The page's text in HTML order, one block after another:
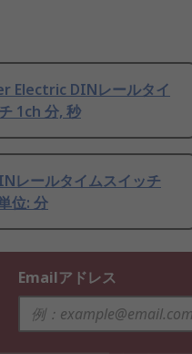
Electric DINレールタイ
1ch 分, 秒
レールタイムスイッチ
位: 分
Emailアドレス